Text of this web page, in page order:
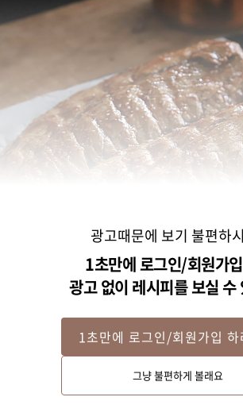
볼에 소스재료를 넣고 섞은 후 삶은 등갈비에 앞뒤로
광고때문에 보기 불편하
1초만에 로그인/회원가
광고 없이 레시피를 보실 수
1초만에 로그인/회원가입 하
그냥 불편하게 볼래요